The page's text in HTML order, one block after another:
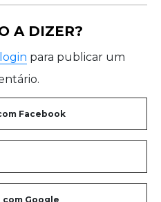
A DIZER?
login para publicar um